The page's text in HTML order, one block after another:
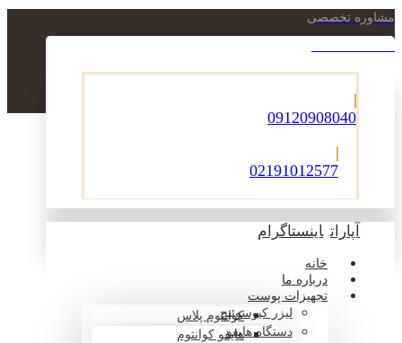
مشاوره تخصصی
09120908040
02191012577
آپارات اینستاگرام
خانه
درباره ما
تجهیزات پوست
لیزر کیوسوئیچکوانتوم پلاس
دستگاه هایفوهایفو کوانتوم